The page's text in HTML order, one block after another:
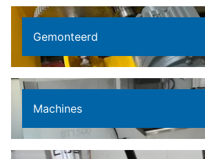
Gemonteerd
Machines